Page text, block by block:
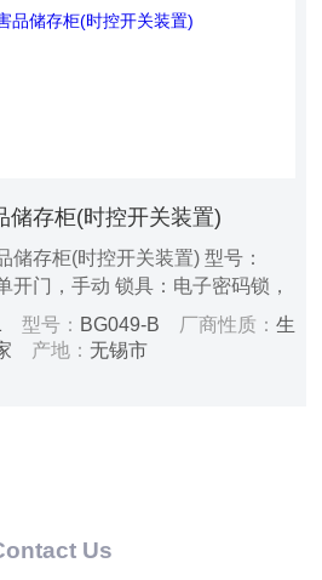
储存柜(时控开关装置)
储存柜(时控开关装置) 型号：
开门，手动 锁具：电子密码锁，
成型PP阶梯式活动层板 规格尺
内部尺寸：
型号： BG049-B 厂商性质： 生
产地： 无锡市
Us